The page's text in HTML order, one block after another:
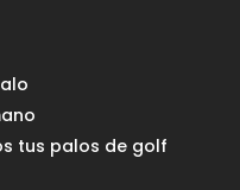
tus palos de golf